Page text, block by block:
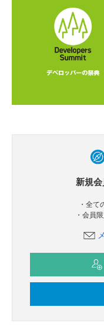
新規
・全
・会員